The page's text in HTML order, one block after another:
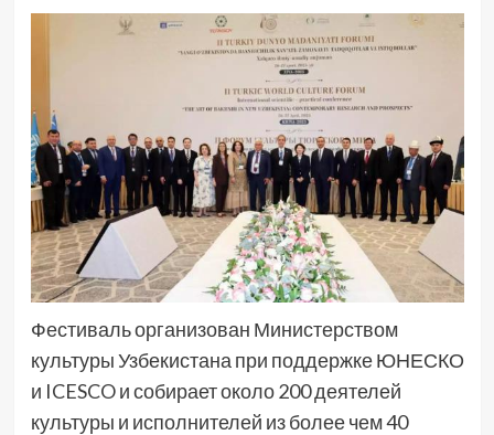
Фестиваль организован Министерством
культуры Узбекистана при поддержке ЮНЕСКО
и ICESCO и собирает около 200 деятелей
культуры и исполнителей из более чем 40